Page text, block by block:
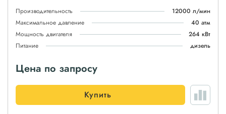
Производительность
12000 л/мин
Максимальное давление
40 атм
Мощность двигателя
264 кВт
Питание
дизель
Цена по запросу
Купить